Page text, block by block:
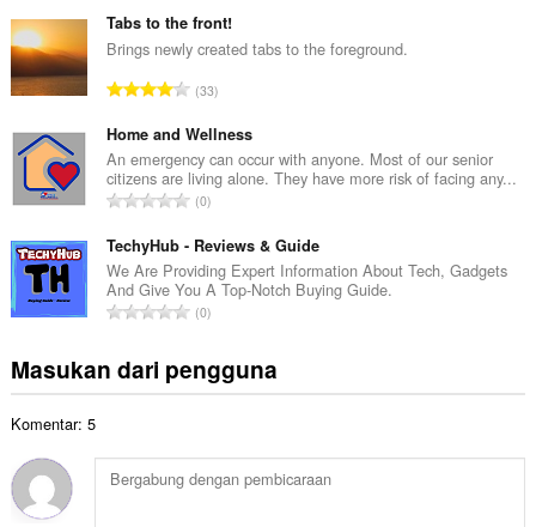
o
t
a
p
e
n
d
p
a
t
:
m
l
h
o
t
a
p
e
n
d
p
a
Tabs to the front!
Brings newly created tabs to the foreground.
J
m
l
a
h
o
t
a
e
n
p
a
33
Home and Wellness
An emergency can occur with anyone. Most of our senior
citizens are living alone. They have more risk of facing any...
J
m
l
a
h
o
t
p
e
0
TechyHub - Reviews & Guide
We Are Providing Expert Information About Tech, Gadgets
And Give You A Top-Notch Buying Guide.
J
l
t
o
0
Masukan dari pengguna
Komentar: 5